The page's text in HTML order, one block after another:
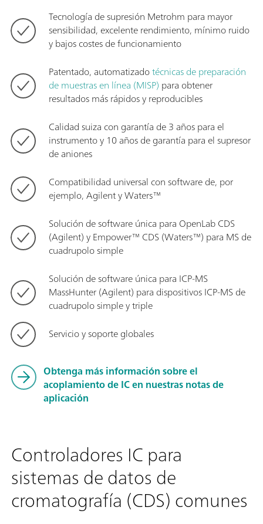
Tecnología de supresión Metrohm para mayor
sensibilidad, excelente rendimiento, mínimo ruido
y bajos costes de funcionamiento
Patentado, automatizadotécnicas de preparación
de muestras en línea (MISP) para obtener
resultados más rápidos y reproducibles
Calidad suiza con garantía de 3 años para el
instrumento y 10 años de garantía para el supresor
de aniones
Compatibilidad universal con software de, por
ejemplo, Agilent y Waters™
Solución de software única para OpenLab CDS
(Agilent) y Empower™ CDS (Waters™) para MS de
cuadrupolo simple
Solución de software única para ICP-MS
MassHunter (Agilent) para dispositivos ICP-MS de
cuadrupolo simple y triple
Servicio y soporte globales
Obtenga más información sobre el
acoplamiento de IC en nuestras notas de
aplicación
Controladores IC para
sistemas de datos de
cromatografía (CDS) comunes